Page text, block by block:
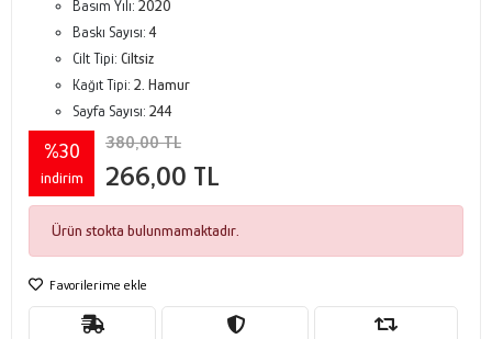
Basım Yılı: 2020
Baskı Sayısı:4
Cilt Tipi: Ciltsiz
Kağıt Tipi: 2. Hamur
Sayfa Sayısı: 244
%30
indirim
380,00 TL
266,00 TL
Ürün stokta bulunmamaktadır.
Favorilerime ekle